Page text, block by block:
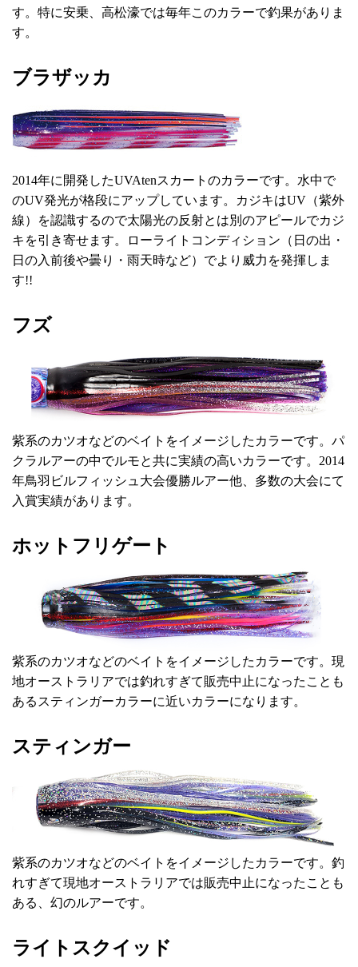
す。特に安乗、高松濠では毎年このカラーで釣果がありま
す。
ブラザッカ
2014年に開発したUVAtenスカートのカラーです。水中で
のUV発光が格段にアップしています。カジキはUV（紫外
線）を認識するので太陽光の反射とは別のアピールでカジ
キを引き寄せます。ローライトコンディション（日の出・
日の入前後や曇り・雨天時など）でより威力を発揮しま
す!!
フズ
紫系のカツオなどのベイトをイメージしたカラーです。パ
クラルアーの中でルモと共に実績の高いカラーです。2014
年鳥羽ビルフィッシュ大会優勝ルアー他、多数の大会にて
入賞実績があります。
ホットフリゲート
紫系のカツオなどのベイトをイメージしたカラーです。現
地オーストラリアでは釣れすぎて販売中止になったことも
あるスティンガーカラーに近いカラーになります。
スティンガー
紫系のカツオなどのベイトをイメージしたカラーです。釣
れすぎて現地オーストラリアでは販売中止になったことも
ある、幻のルアーです。
ライトスクイッド